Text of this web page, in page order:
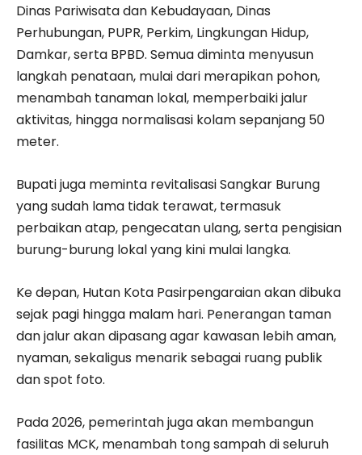
Dinas Pariwisata dan Kebudayaan, Dinas
Perhubungan, PUPR, Perkim, Lingkungan Hidup,
Damkar, serta BPBD. Semua diminta menyusun
langkah penataan, mulai dari merapikan pohon,
menambah tanaman lokal, memperbaiki jalur
aktivitas, hingga normalisasi kolam sepanjang 50
meter.
Bupati juga meminta revitalisasi Sangkar Burung
yang sudah lama tidak terawat, termasuk
perbaikan atap, pengecatan ulang, serta pengisian
burung-burung lokal yang kini mulai langka.
Ke depan, Hutan Kota Pasirpengaraian akan dibuka
sejak pagi hingga malam hari. Penerangan taman
dan jalur akan dipasang agar kawasan lebih aman,
nyaman, sekaligus menarik sebagai ruang publik
dan spot foto.
Pada 2026, pemerintah juga akan membangun
fasilitas MCK, menambah tong sampah di seluruh